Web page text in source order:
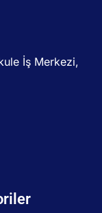
İş Merkezi,